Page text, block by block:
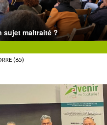
sujet maltraité ?
(65)